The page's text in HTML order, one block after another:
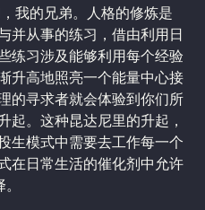
我的兄弟。人格的修炼是
并从事的练习，借由利用日
练习涉及能够利用每个经验
升高地照亮一个能量中心接
的寻求者就会体验到你们所
。这种昆达尼里的升起，
生模式中需要去工作每一个
在日常生活的催化剂中允许